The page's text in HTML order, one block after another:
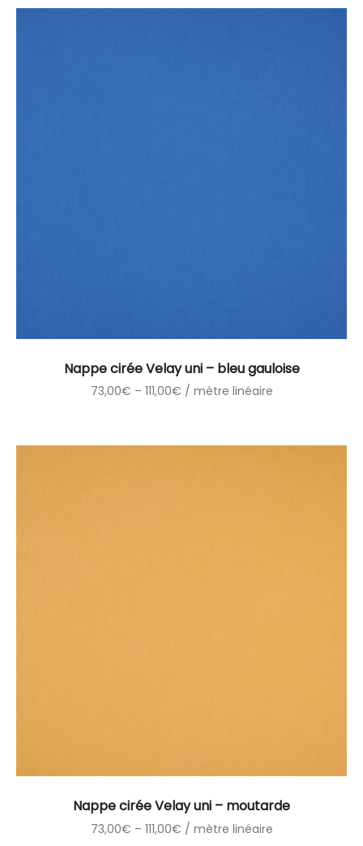
Nappe cirée Velay uni – bleu gauloise
73,00€ – 111,00€ / mètre linéaire
Nappe cirée Velay uni – moutarde
73,00€ – 111,00€ / mètre linéaire